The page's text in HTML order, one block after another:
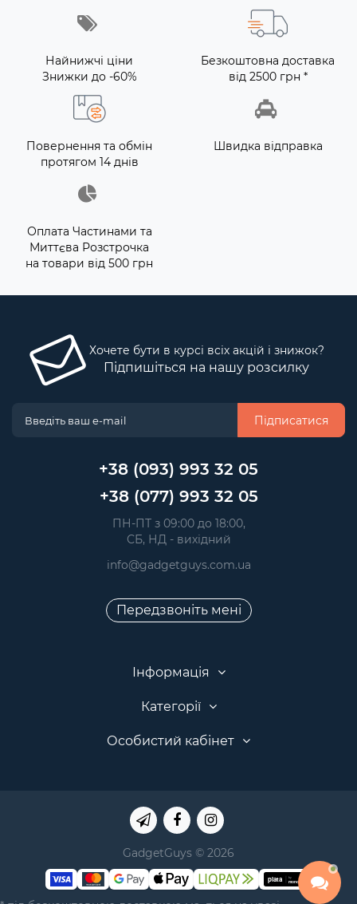
Найнижчі ціни
Знижки до -60%
Безкоштовна доставка
від 2500 грн *
Повернення та обмін
протягом 14 днів
Швидка відправка
Оплата Частинами та
Миттєва Розстрочка
на товари від 500 грн
Хочете бути в курсі всіх акцій і знижок?
Підпишіться на нашу розсилку
Підписатися
+38 (093) 993 32 05
+38 (077) 993 32 05
ПН-ПТ з 09:00 до 18:00,
СБ, НД - вихідний
info@gadgetguys.com.ua
Передзвоніть мені
Інформація
Категорії
Особистий кабінет
GadgetGuys © 2026